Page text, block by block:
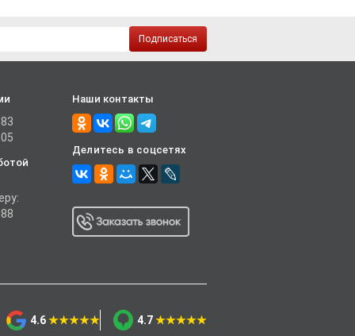
Подписаться
Наши контакты
Делитесь в соцсетях
4.6★★★★★ 4.7★★★★★